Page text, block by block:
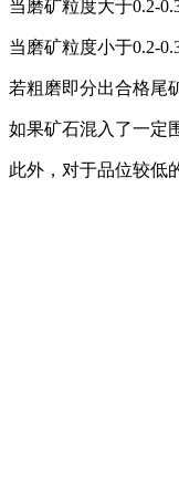
当磨矿粒度大于0.2-
当磨矿粒度小于0.2-
若粗磨即分出合格尾
如果矿石混入了一定
此外，对于品位较低